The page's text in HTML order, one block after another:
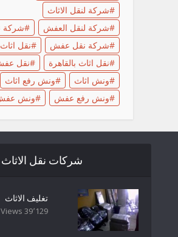
شركة لنقل الاثاث
شركة لنقل العفش
شركة
شركة نقل عفش
نقل اثاث
نقل اثاث بالقاهرة
نقل
ونش اثاث
ونش رفع اثاث
ونش رفع عفش
ونش
شركات نقل الاثاث
تغليف الاثاث
39٬129 Views